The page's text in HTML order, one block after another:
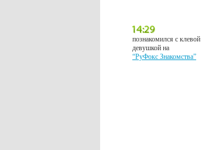
познакомился с клевой
девушкой на
“РуФокс Знакомства”